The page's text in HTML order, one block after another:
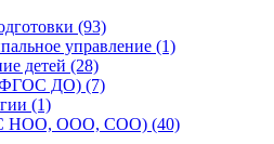
(93)
управление (1)
детей (28)
(ФГОС ДО) (7)
(1)
НОО, ООО, СОО) (40)